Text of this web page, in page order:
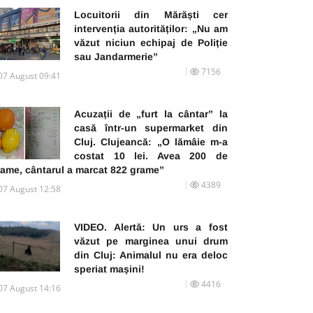
Locuitorii din Mărăști cer
intervenția autorităților: „Nu am
văzut niciun echipaj de Poliție
sau Jandarmerie”
August 09:41 7156
Acuzații de „furt la cântar” la
casă într-un supermarket din
Cluj. Clujeancă: „O lămâie m-a
costat 10 lei. Avea 200 de
cântarul a marcat 822 grame”
August 12:58 4389
VIDEO. Alertă: Un urs a fost
văzut pe marginea unui drum
din Cluj: Animalul nu era deloc
speriat mașini!
August 14:16 4416